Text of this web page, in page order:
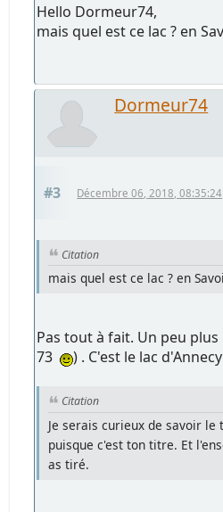
Hello Dormeur74,
mais quel est ce lac ? en
Dormeur74
#3 Décembre 06, 2018, 08:35:24
Citation
mais quel est ce lac ? en
Pas tout à fait. Un peu
73
) . C'est le lac
Citation
Je serais curieux de savoir
puisque c'est ton titre. Et
as tiré.